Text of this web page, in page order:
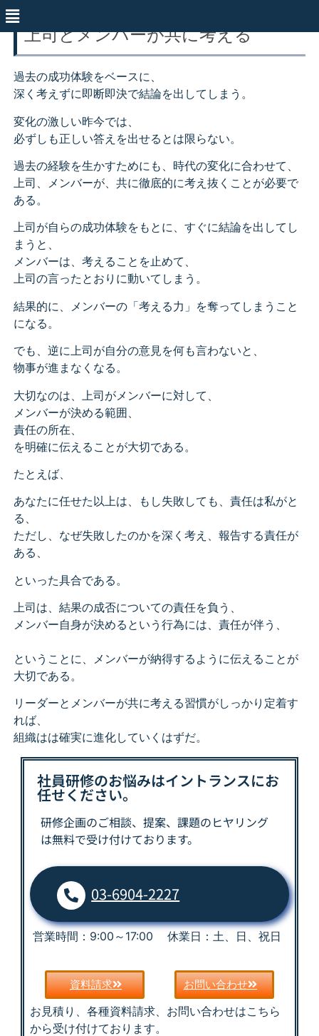
上司とメンバーが共に考える
過去の成功体験をベースに、
深く考えずに即断即決で結論を出してしまう。
変化の激しい昨今では、
必ずしも正しい答えを出せるとは限らない。
過去の経験を生かすためにも、時代の変化に合わせて、
上司、メンバーが、共に徹底的に考え抜くことが必要で
ある。
上司が自らの成功体験をもとに、すぐに結論を出してし
まうと、
メンバーは、考えることを止めて、
上司の言ったとおりに動いてしまう。
結果的に、メンバーの「考える力」を奪ってしまうこと
になる。
でも、逆に上司が自分の意見を何も言わないと、
物事が進まなくなる。
大切なのは、上司がメンバーに対して、
メンバーが決める範囲、
責任の所在、
を明確に伝えることが大切である。
たとえば、
あなたに任せた以上は、もし失敗しても、責任は私がと
る、
ただし、なぜ失敗したのかを深く考え、報告する責任が
ある、
といった具合である。
上司は、結果の成否についての責任を負う、
メンバー自身が決めるという行為には、責任が伴う、
ということに、メンバーが納得するように伝えることが
大切である。
リーダーとメンバーが共に考える習慣がしっかり定着す
れば、
組織はは確実に進化していくはずだ。
社員研修のお悩みはイントランスにお
任せください。
研修企画のご相談、提案、課題のヒヤリング
は無料で受け付けております。
03-6904-2227
営業時間：9:00～17:00 休業日：土、日、祝日
資料請求 お問い合わせ
お見積り、各種資料請求、お問い合わせはこちら
から受け付けております。